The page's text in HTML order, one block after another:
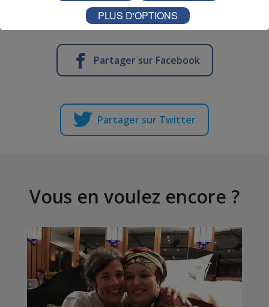
Partager sur Facebook
Partager sur Twitter
Vous en voulez encore ?
PLUS D'OPTIONS